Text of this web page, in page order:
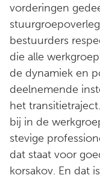
vorderingen
bestuurders
die alle
de dynamiek en
deelnemende
het
bij in de
stevige
dat staat voor
korsakov. En dat